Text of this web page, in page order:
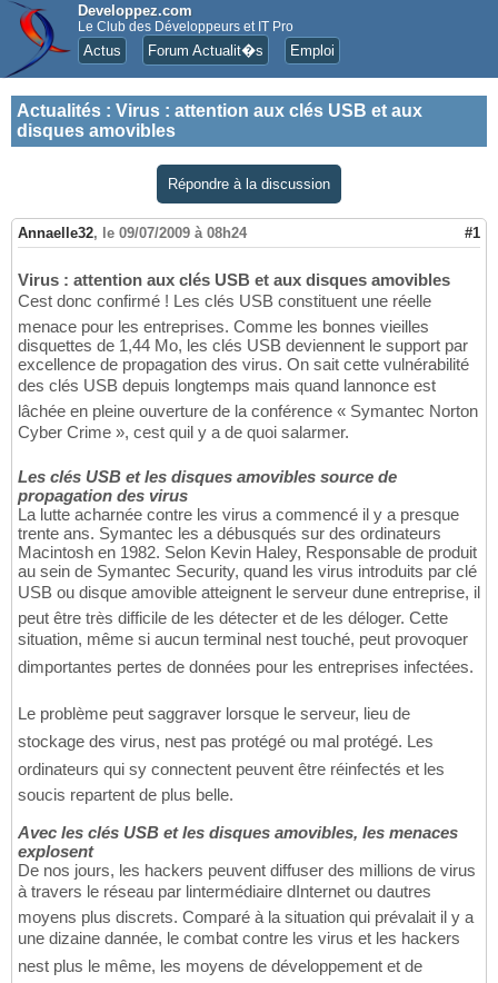
Developpez.com
Le Club des Développeurs et IT Pro
Actus Forum Actualit�s Emploi
Actualités : Virus : attention aux clés USB et aux
disques amovibles
Répondre à la discussion
Annaelle32, le 09/07/2009 à 08h24 #1
Virus : attention aux clés USB et aux disques amovibles
Cest donc confirmé ! Les clés USB constituent une réelle
menace pour les entreprises. Comme les bonnes vieilles
disquettes de 1,44 Mo, les clés USB deviennent le support par
excellence de propagation des virus. On sait cette vulnérabilité
des clés USB depuis longtemps mais quand lannonce est
lâchée en pleine ouverture de la conférence « Symantec Norton
Cyber Crime », cest quil y a de quoi salarmer.
Les clés USB et les disques amovibles source de
propagation des virus
La lutte acharnée contre les virus a commencé il y a presque
trente ans. Symantec les a débusqués sur des ordinateurs
Macintosh en 1982. Selon Kevin Haley, Responsable de produit
au sein de Symantec Security, quand les virus introduits par clé
USB ou disque amovible atteignent le serveur dune entreprise, il
peut être très difficile de les détecter et de les déloger. Cette
situation, même si aucun terminal nest touché, peut provoquer
dimportantes pertes de données pour les entreprises infectées.
Le problème peut saggraver lorsque le serveur, lieu de
stockage des virus, nest pas protégé ou mal protégé. Les
ordinateurs qui sy connectent peuvent être réinfectés et les
soucis repartent de plus belle.
Avec les clés USB et les disques amovibles, les menaces
explosent
De nos jours, les hackers peuvent diffuser des millions de virus
à travers le réseau par lintermédiaire dInternet ou dautres
moyens plus discrets. Comparé à la situation qui prévalait il y a
une dizaine dannée, le combat contre les virus et les hackers
nest plus le même, les moyens de développement et de